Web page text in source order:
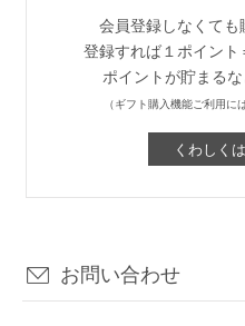
会員登録しなくても
登録すれば１ポイント
ポイントが貯まる
（ギフト購入機能ご利用に
くわしく
お問い合わせ